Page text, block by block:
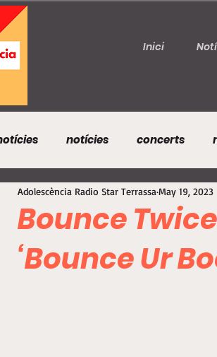
Inici
notícies concerts
Bounce
‘Bounce Ur
Adolescència Radio Star Terrassa May 19, 2023